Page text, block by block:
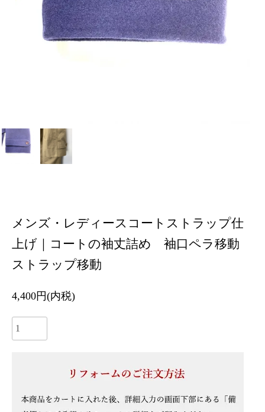
メンズ・レディースコートストラップ仕
上げ｜コートの袖丈詰め 袖口ペラ移動
ストラップ移動
4,400円(内税)